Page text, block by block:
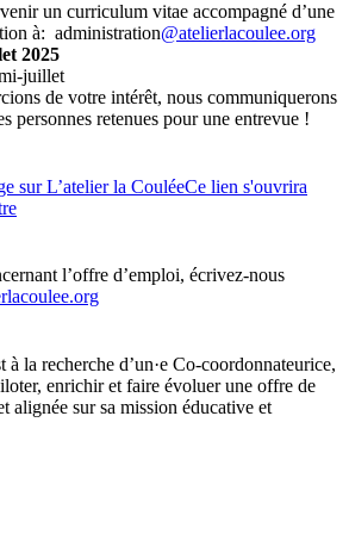
un curriculum vitae accompagné d’une
à: administration@atelierlacoulee.org
2025
juillet
de votre intérêt, nous communiquerons
personnes retenues pour une entrevue !
sur L’atelier la CouléeCe lien s'ouvrira
l’offre d’emploi, écrivez-nous
la recherche d’un·e Co-coordonnateurice,
enrichir et faire évoluer une offre de
alignée sur sa mission éducative et